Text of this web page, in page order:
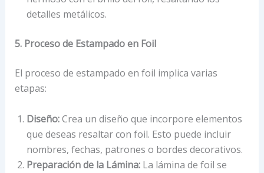
detalles metálicos.
5. Proceso de Estampado en Foil
El proceso de estampado en foil implica varias
etapas:
Diseño:Crea un diseño que incorpore elementos
que deseas resaltar con foil. Esto puede incluir
nombres, fechas, patrones o bordes decorativos.
Preparación de la Lámina:La lámina de foil se